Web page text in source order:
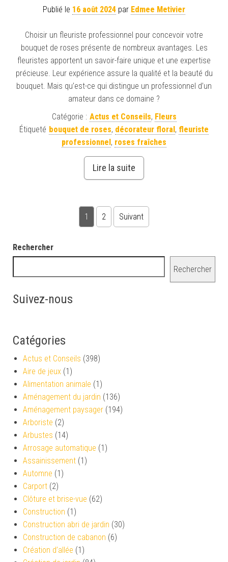
Publié le 16 août 2024 par Edmee Metivier
Choisir un fleuriste professionnel pour concevoir votre
bouquet de roses présente de nombreux avantages. Les
fleuristes apportent un savoir-faire unique et une expertise
précieuse. Leur expérience assure la qualité et la beauté du
bouquet. Mais qu’est-ce qui distingue un professionnel d’un
amateur dans ce domaine ?
Catégorie : Actus et Conseils, Fleurs
Étiqueté bouquet de roses, décorateur floral , fleuriste
professionnel , roses fraîches
Lire la suite
Pagination des publications
1 2 Suivant
Rechercher
Rechercher
Suivez-nous
Catégories
Actus et Conseils (398)
Aire de jeux (1)
Alimentation animale (1)
Aménagement du jardin (136)
Aménagement paysager (194)
Arboriste (2)
Arbustes (14)
Arrosage automatique (1)
Assainissement (1)
Automne (1)
Carport (2)
Clôture et brise-vue (62)
Construction (1)
Construction abri de jardin (30)
Construction de cabanon (6)
Création d’allée (1)